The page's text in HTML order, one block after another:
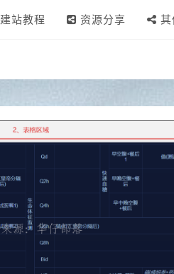
建站教程 资源分享